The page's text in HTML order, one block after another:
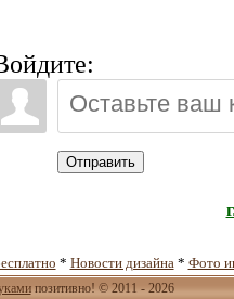
Отправить
* Новости дизайна* Фото
позитивно! © 2011 - 2026